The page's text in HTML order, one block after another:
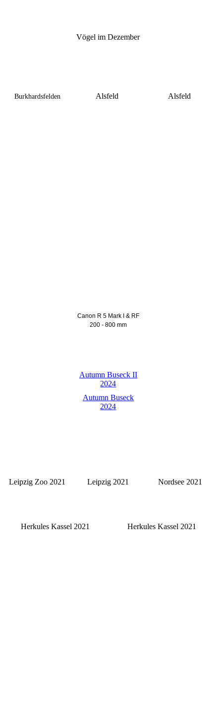
Vögel im Dezember
Burkhardsfelden Alsfeld Alsfeld
Canon R 5 Mark I & RF
200 - 800 mm
Autumn Buseck II
2024
Autumn Buseck
2024
Leipzig Zoo 2021 Leipzig 2021 Nordsee 2021
Herkules Kassel 2021 Herkules Kassel 2021